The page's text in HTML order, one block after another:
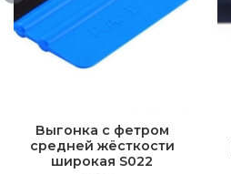
Выгонка с фетром
средней жёсткости
широкая S022